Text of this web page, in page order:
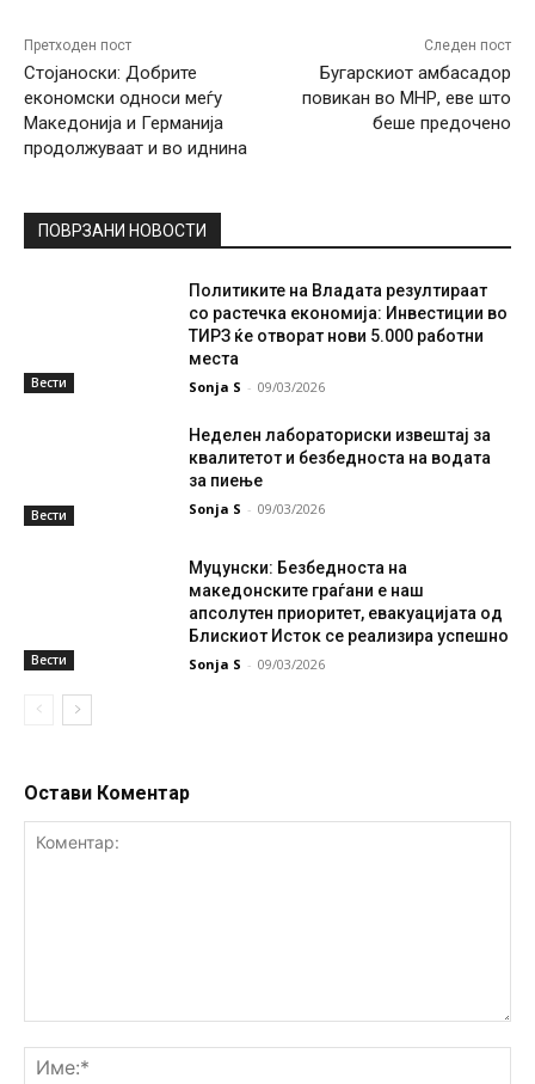
Претходен пост
Стојаноски: Добрите
економски односи меѓу
Македонија и Германија
продолжуваат и во иднина
Следен пост
Бугарскиот амбасадор
повикан во МНР, еве што
беше предочено
ПОВРЗАНИ НОВОСТИ
Вести
Политиките на Владата резултираат
со растечка економија: Инвестиции во
ТИРЗ ќе отворат нови 5.000 работни
места
Sonja S - 09/03/2026
Вести
Неделен лабораториски извештај за
квалитетот и безбедноста на водата
за пиење
Sonja S - 09/03/2026
Вести
Муцунски: Безбедноста на
македонските граѓани е наш
апсолутен приоритет, евакуацијата од
Блискиот Исток се реализира успешно
Sonja S - 09/03/2026
Остави Коментар